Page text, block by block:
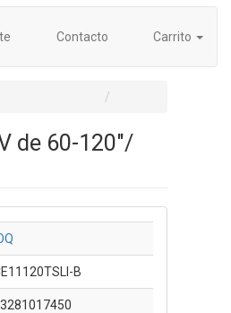
Contacto Carrito
de 60-120"/
B